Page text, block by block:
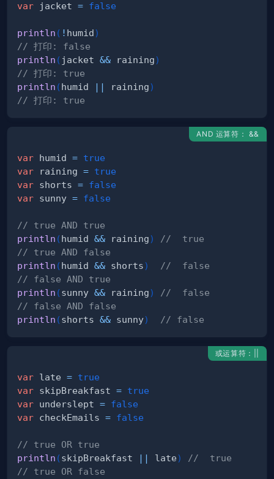
var jacket = false
println ( ! humid)
// 打印: false
println ( jacket && raining)
// 打印: true
println (humid || raining)
// 打印: true
AND 运算符： &&
var humid = true
var raining = true
var shorts = false
var sunny = false
// true AND true
println (humid && raining)
//  true
// true AND false
println (humid && shorts)
//  false
// false AND true
println (sunny && raining)
//  false
// false AND false
println (shorts && sunny) // false
或运算符：||
var late = true
var skipBreakfast = true
var underslept = false
var checkEmails = false
// true OR true
println (skipBreakfast || late)
//  true
// true OR false